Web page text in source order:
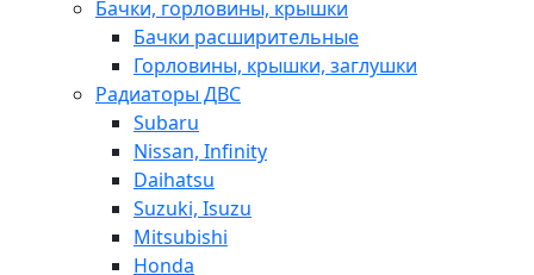
Бачки, горловины, крышки
Бачки расширительные
Горловины, крышки, заглушки
Радиаторы ДВС
Subaru
Nissan, Infinity
Daihatsu
Suzuki, Isuzu
Mitsubishi
Honda